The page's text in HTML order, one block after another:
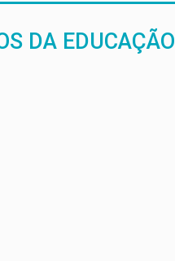
DA EDUCAÇÃO